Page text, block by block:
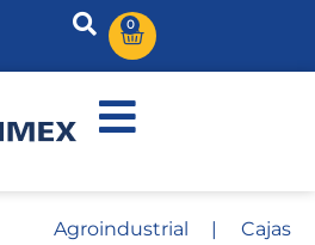
0
Agroindustrial | Cajas